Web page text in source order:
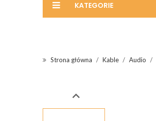
KATEGORIE
Strona główna Kable Audio
